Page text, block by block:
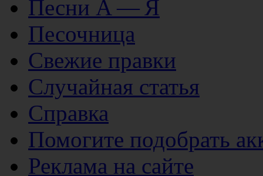
Песни А — Я
Песочница
Свежие правки
Случайная статья
Справка
Помогите подобрать
Реклама на сайте